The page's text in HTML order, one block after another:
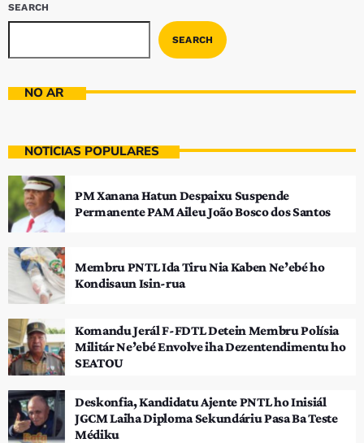
SEARCH
SEARCH
NO AR
NOTÍCIAS POPULARES
PM Xanana Hatun Despaixu Suspende
Permanente PAM Aileu João Bosco dos Santos
Membru PNTL Ida Tiru Nia Kaben Ne’ebé ho
Kondisaun Isin-rua
Komandu Jerál F-FDTL Detein Membru Polísia
Militár Ne’ebé Envolve iha Dezentendimentu ho
SEATOU
Deskonfia, Kandidatu Ajente PNTL ho Inisiál
JGCM Laiha Diploma Sekundáriu Pasa Ba Teste
Médiku